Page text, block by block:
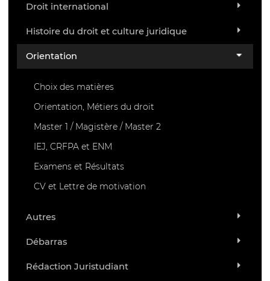
Droit international
Histoire du droit et culture juridique
Orientation
Choix des matières
Orientation, Métiers du droit
Master 1 / Magistère / Master 2
IEJ, CRFPA et ENM
Examens et Résultats
CV et Lettre de motivation
Autres
Débarras
Rédaction Juristudiant